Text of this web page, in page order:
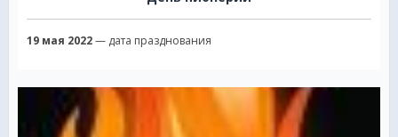
19 мая 2022— дата празднования